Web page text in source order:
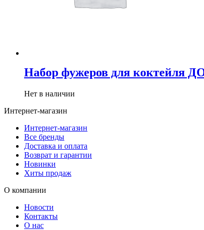
Набор фужеров для коктейля
Нет в наличии
Интернет-магазин
Интернет-магазин
Все бренды
Доставка и оплата
Возврат и гарантии
Новинки
Хиты продаж
О компании
Новости
Контакты
О нас